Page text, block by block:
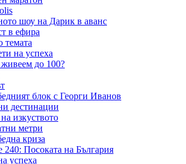
шоу на Дарик в аванс
в ефира
на успеха
до 100?
блок с Георги Иванов
дестинации
изкуството
метри
криза
240: Посоката на България
успеха